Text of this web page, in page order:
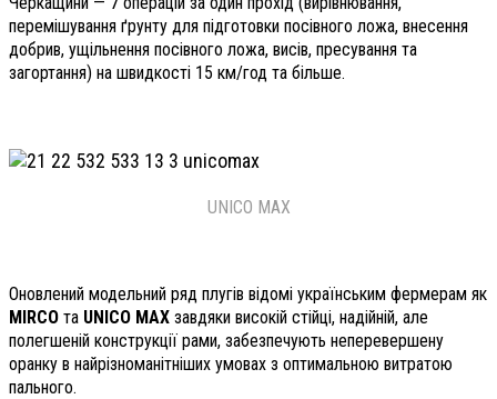
перемішування ґрунту для підготовки посівного ложа, внесення
добрив, ущільнення посівного ложа, висів, пресування та
загортання) на швидкості 15 км/год та більше.
UNICO MAX
Оновлений модельний ряд плугів відомі українським фермерам як
MIRCO та UNICO MAX завдяки високій стійці, надійній, але
полегшеній конструкції рами, забезпечують неперевершену
оранку в найрізноманітніших умовах з оптимальною витратою
пального.